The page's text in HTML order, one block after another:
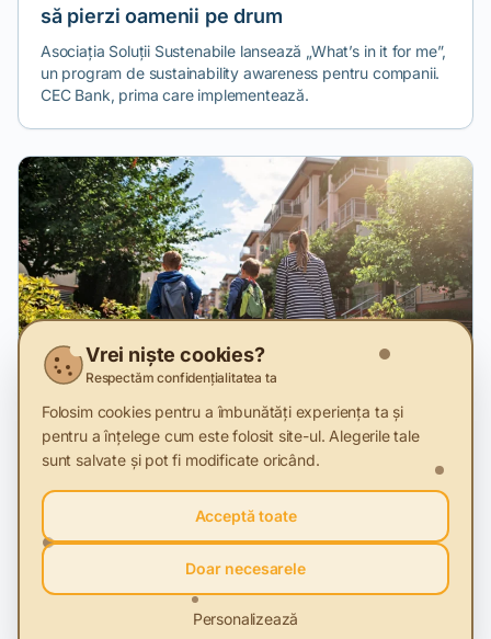
să pierzi oamenii pe drum
Asociația Soluții Sustenabile lansează „What’s in it for me”,
un program de sustainability awareness pentru companii.
CEC Bank, prima care implementează.
28 Nov 2025
Românii au obosit să mai fie sustenabili în
2025
Studiu MKOR despre Consumatorul etic din România în
2025, comparativ cu 2024
Vrei niște cookies?
Respectăm confidențialitatea ta
Folosim cookies pentru a îmbunătăți experiența ta și
pentru a înțelege cum este folosit site-ul. Alegerile tale
sunt salvate și pot fi modificate oricând.
Acceptă toate
Doar necesarele
Personalizează